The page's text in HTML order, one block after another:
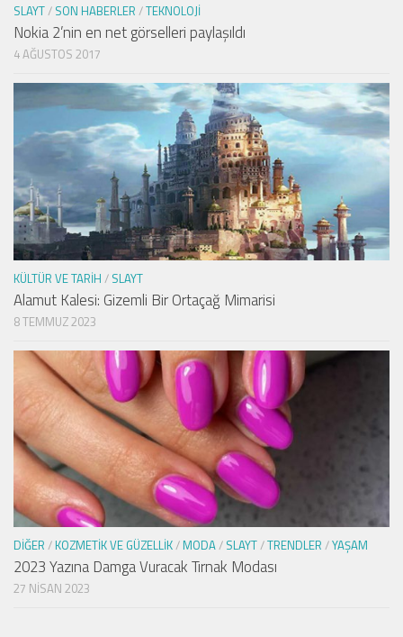
SLAYT/ SON HABERLER /TEKNOLOJI
Nokia 2’nin en net görselleri paylaşıldı
4 AĞUSTOS 2017
KÜLTÜR VE TARIH / SLAYT
Alamut Kalesi: Gizemli Bir Ortaçağ Mimarisi
8 TEMMUZ 2023
DIĞER / KOZMETIK VE GÜZELLIK/ MODA/ SLAYT/TRENDLER /YAŞAM
2023 Yazına Damga Vuracak Tırnak Modası
27 NISAN 2023